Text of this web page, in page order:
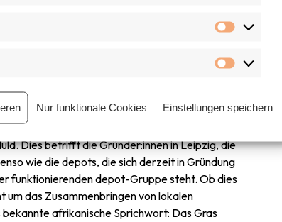
Statistiken
Marketing
Nur funktionale Cookies Einstellungen speichern
depot zu eröffnen, z.B. Heidelberg, Erfurt, Ulm.
von 60 Vereinen, die stärker Synergien
stattfinden, um im laufenden Prozess die
Dies betrifft die Gründer:innen in Leipzig, die
wie die depots, die sich derzeit in Gründung
funktionierenden depot-Gruppe steht. Ob dies
um das Zusammenbringen von lokalen
afrikanische Sprichwort: Das Gras